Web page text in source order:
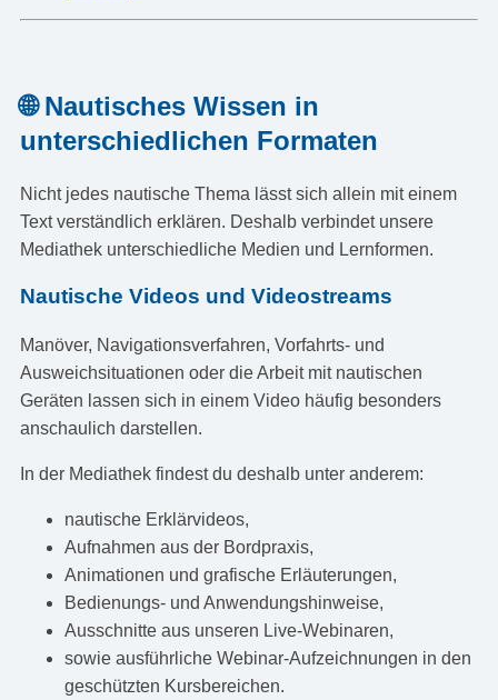
🌐 Nautisches Wissen in
unterschiedlichen Formaten
Nicht jedes nautische Thema lässt sich allein mit einem
Text verständlich erklären. Deshalb verbindet unsere
Mediathek unterschiedliche Medien und Lernformen.
Nautische Videos und Videostreams
Manöver, Navigationsverfahren, Vorfahrts- und
Ausweichsituationen oder die Arbeit mit nautischen
Geräten lassen sich in einem Video häufig besonders
anschaulich darstellen.
In der Mediathek findest du deshalb unter anderem:
nautische Erklärvideos,
Aufnahmen aus der Bordpraxis,
Animationen und grafische Erläuterungen,
Bedienungs- und Anwendungshinweise,
Ausschnitte aus unseren Live-Webinaren,
sowie ausführliche Webinar-Aufzeichnungen in den
geschützten Kursbereichen.